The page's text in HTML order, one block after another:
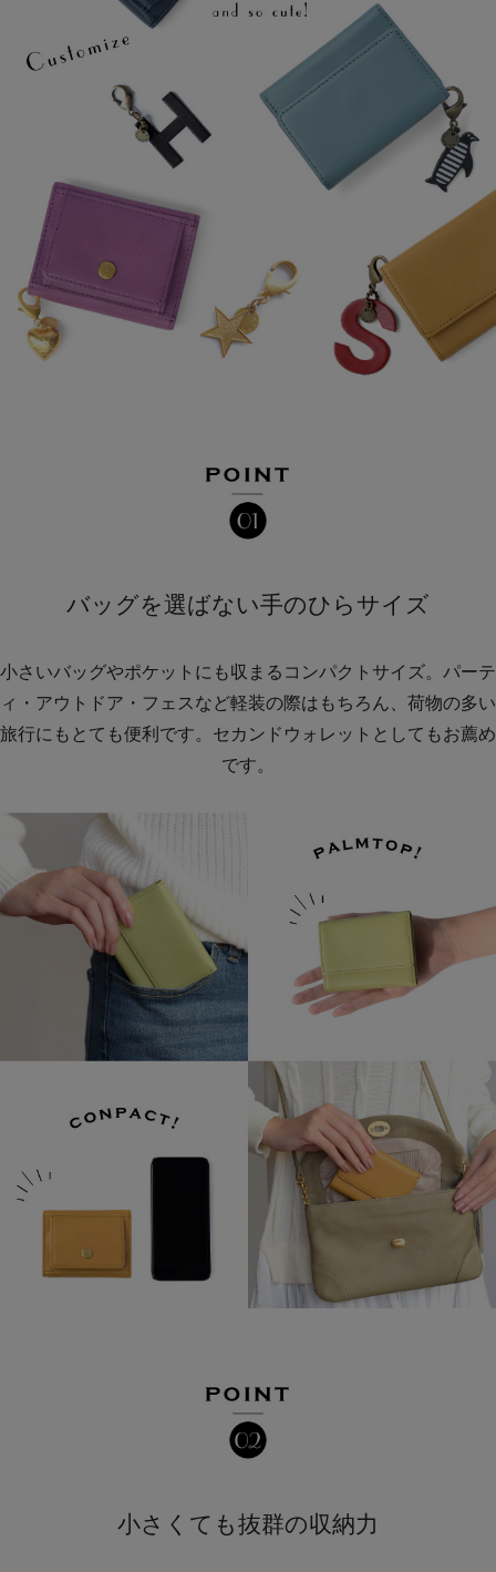
バッグを選ばない手のひらサイズ
小さいバッグやポケットにも収まるコンパクトサイズ。パーテ
ィ・アウトドア・フェスなど軽装の際はもちろん、荷物の多い
旅行にもとても便利です。セカンドウォレットとしてもお薦め
です。
小さくても抜群の収納力